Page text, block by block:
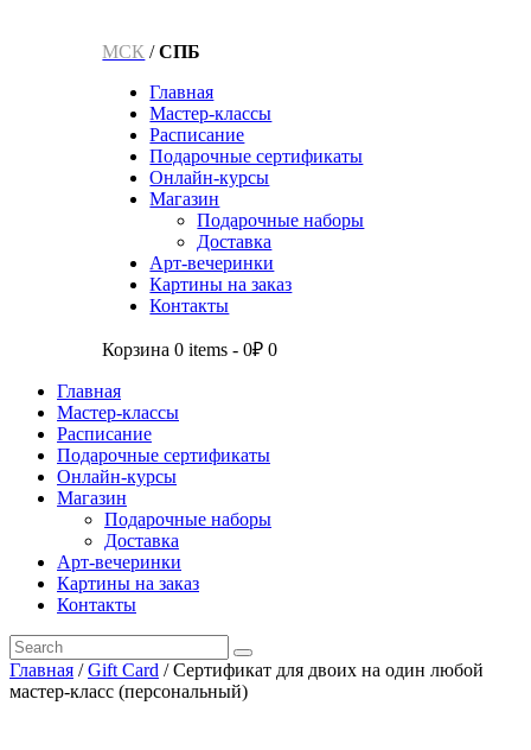
МСК /СПБ
Главная
Мастер-классы
Расписание
Подарочные сертификаты
Онлайн-курсы
Магазин
Подарочные наборы
Доставка
Арт-вечеринки
Картины на заказ
Контакты
Корзина 0 items -0₽ 0
Главная
Мастер-классы
Расписание
Подарочные сертификаты
Онлайн-курсы
Магазин
Подарочные наборы
Доставка
Арт-вечеринки
Картины на заказ
Контакты
Главная /Gift Card / Сертификат для двоих на один любой
мастер-класс (персональный)